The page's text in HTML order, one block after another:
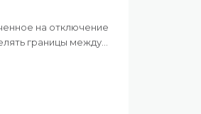
на отключение
границы между
оставлять